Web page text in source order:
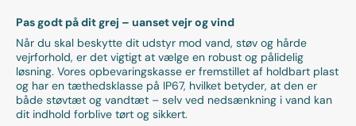
Pas godt på dit grej – uanset vejr og vind
Når du skal beskytte dit udstyr mod vand, støv og hårde
vejrforhold, er det vigtigt at vælge en robust og pålidelig
løsning. Vores opbevaringskasse er fremstillet af holdbart plast
og har en tæthedsklasse på IP67, hvilket betyder, at den er
både støvtæt og vandtæt – selv ved nedsænkning i vand kan
dit indhold forblive tørt og sikkert.